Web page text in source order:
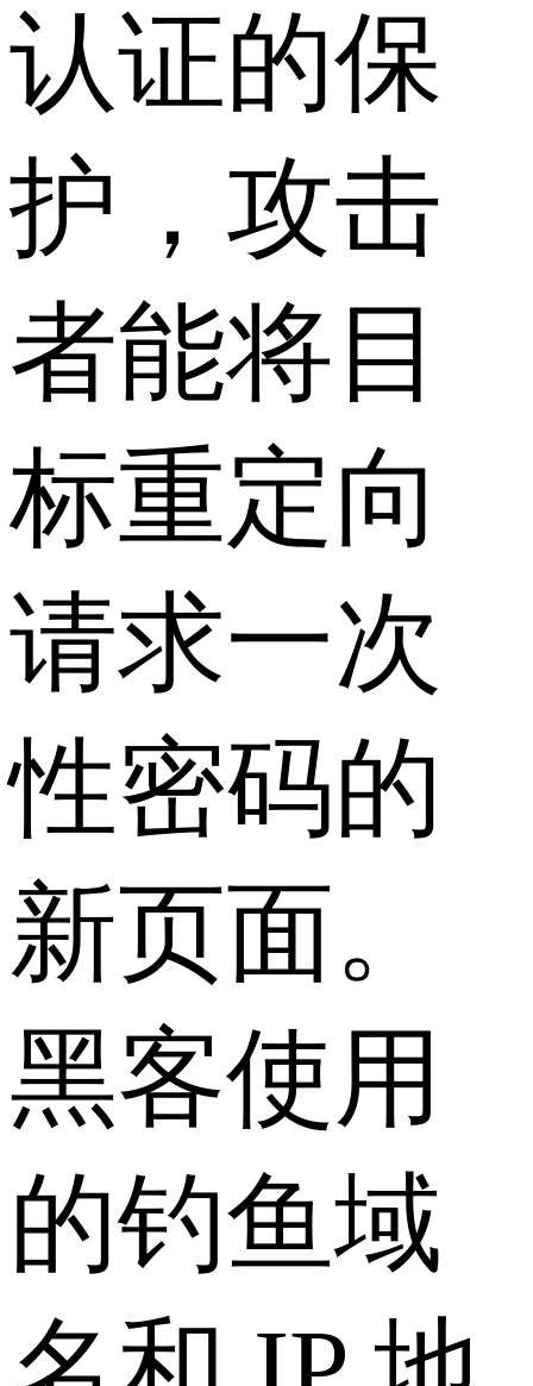
认证的保
护，攻击
者能将目
标重定向
请求一次
性密码的
新页面。
黑客使用
的钓鱼域